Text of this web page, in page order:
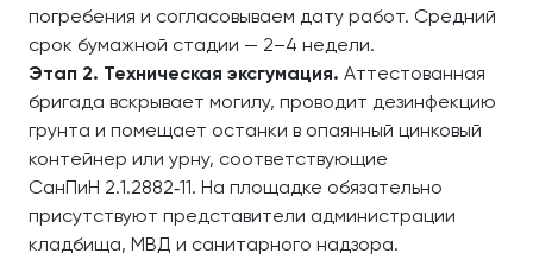
погребения и согласовываем дату работ. Средний
срок бумажной стадии — 2–4 недели.
Этап 2. Техническая эксгумация. Аттестованная
бригада вскрывает могилу, проводит дезинфекцию
грунта и помещает останки в опаянный цинковый
контейнер или урну, соответствующие
СанПиН 2.1.2882‑11. На площадке обязательно
присутствуют представители администрации
кладбища, МВД и санитарного надзора.